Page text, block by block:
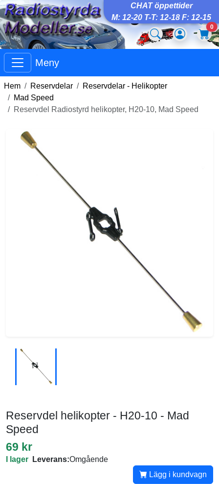
CHAT öppettider
M: 12-20 T-T: 12-18 F: 12-15
0
Meny
Hem Reservdelar
Reservdelar - Helikopter
Mad Speed
Reservdel Radiostyrd helikopter, H20-10, Mad Speed
Reservdel helikopter - H20-10 - Mad
Speed
69 kr
I lager Leverans:Omgående
Lägg i kundvagn